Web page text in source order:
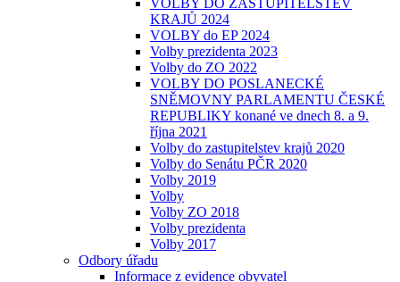
VOLBY DO ZASTUPITELSTEV
KRAJŮ 2024
VOLBY do EP 2024
Volby prezidenta 2023
Volby do ZO 2022
VOLBY DO POSLANECKÉ
SNĚMOVNY PARLAMENTU ČESKÉ
REPUBLIKY konané ve dnech 8. a 9.
října 2021
Volby do zastupitelstev krajů 2020
Volby do Senátu PČR 2020
Volby 2019
Volby
Volby ZO 2018
Volby prezidenta
Volby 2017
Odbory úřadu
Informace z evidence obyvatel